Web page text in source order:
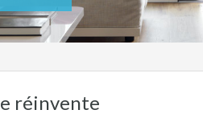
réinvente